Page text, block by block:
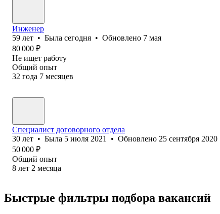
Инженер
59 лет • Была сегодня • Обновлено 7 мая
80 000 ₽
Не ищет работу
Общий опыт
32 года 7 месяцев
Специалист договорного отдела
30 лет • Была 5 июля 2021 • Обновлено 25 сентября 2020
50 000 ₽
Общий опыт
8 лет 2 месяца
Быстрые фильтры подбора вакансий